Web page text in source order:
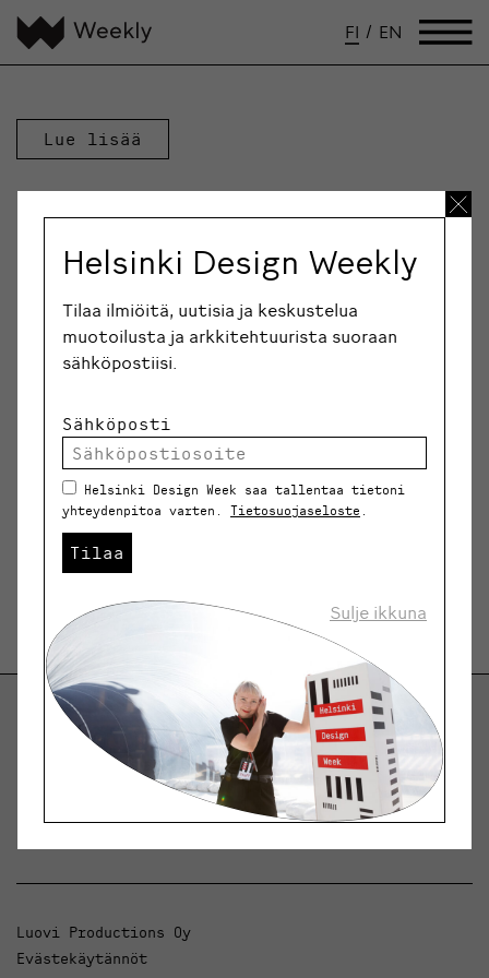
FI / EN
Lue lisää
Helsinki Design Weekly.
Keskustelua, uutisia ja ilmiöitä muotoilusta ja
arkkitehtuurista.
Luovi Productions Oy
Evästekäytännöt
Helsinki Design Weekly
Tilaa ilmiöitä, uutisia ja keskustelua
muotoilusta ja arkkitehtuurista suoraan
sähköpostiisi.
Sähköposti
Helsinki Design Week saa tallentaa tietoni
yhteydenpitoa varten. Tietosuojaseloste
Tilaa
Sulje ikkuna